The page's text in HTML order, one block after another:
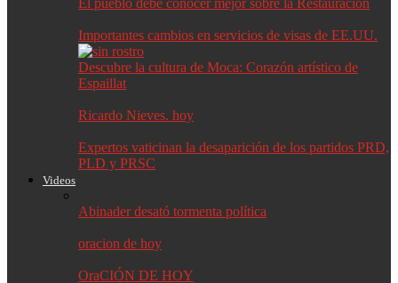
El pueblo debe conocer mejor sobre la Restauración
Importantes cambios en servicios de visas de EE.UU.
Descubre la cultura de Moca: Corazón artístico de
Espaillat
Ricardo Nieves. hoy
Expertos vaticinan la desaparición de los partidos PRD,
PLD y PRSC
Videos
Abinader desató tormenta política
oracion de hoy
OraCIÓN DE HOY